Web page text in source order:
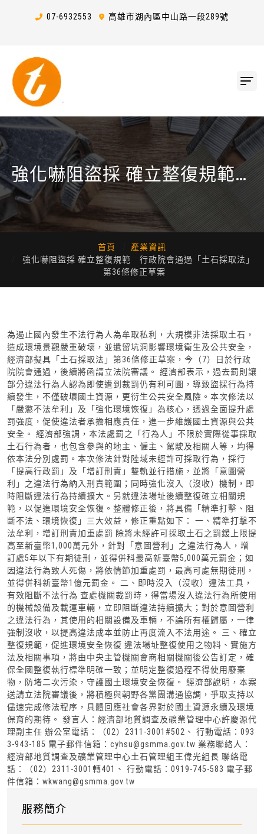
07-6932553 高雄市湖內區中山路一段289號
強化嚇阻盜採 確立整復規範
行政院會通過「土石採取法」
第36條修正草案
首頁
產業資訊
強化嚇阻盜採 確立整復規範 行政院會通過「土石採取法」
第36條修正草案
服務簡介
為遏止國內發生不法行為人為牟取私利，大規模非法採取土石，
造成環境景觀嚴重破壞，並遺留坑洞影響環境衛生及公共安全，
經濟部擬具「土石採取法」第36條修正草案，今（7）日於行政
院院會通過，後續將函請立法院審議。 經濟部表示，過去罰則讓
部分違法行為人認為即使遭到裁罰仍有利可圖，導致盜採行為持
續發生，不僅破壞國土資源，更衍生公共安全風險。本次修法以
「嚴懲不法牟利」及「強化環境恢復」為核心，透過全面提升處
罰強度，促使違法者承擔相應責任，進一步維護國土資源與公共
安全。 經濟部強調，本法處罰之「行為人」不限於實際從事採取
土石行為者，也包含參與的地主、僱主、駕駛及相關人等，均得
依本法分別處罰。本次修法針對陸域未經許可採取行為，採行
「提高行政罰」及「增訂刑責」雙軌並行措施，並將「意圖營
利」之違法行為納入刑責範圍；同時強化沒入（沒收）機制，即
時阻斷違法行為持續擴大。另就違法場址後續整復確立相關規
範，以促進環境安全恢復。整體修正後，將具備「精準打擊、阻
斷不法、環境恢復」三大效益，修正重點如下： 一、精準打擊不
法牟利，增訂刑責加重處罰 除將未經許可採取土石之罰鍰上限提
高至新臺幣1,000萬元外，針對「意圖營利」之違法行為人，增
訂處5年以下有期徒刑，並得併科最高新臺幣5,000萬元罰金；如
因違法行為致人死傷，將依情節加重處罰，最高可處無期徒刑，
並得併科新臺幣1億元罰金。 二、即時沒入（沒收）違法工具，
有效阻斷不法行為 查處機關裁罰時，得當場沒入違法行為所使用
的機械設備及載運車輛，立即阻斷違法持續擴大；對於意圖營利
之違法行為，其使用的相關設備及車輛，不論所有權歸屬，一律
強制沒收，以提高違法成本並防止再度流入不法用途。 三、確立
整復規範，促進環境安全恢復 違法場址整復使用之物料、實施方
法及相關事項，將由中央主管機關會商相關機關後公告訂定，確
保全國整復執行標準明確一致；並明定整復過程不得使用廢棄
物，防堵二次污染，守護國土環境安全恢復。 經濟部說明，本案
送請立法院審議後，將積極與朝野各黨團溝通協調，爭取支持以
儘速完成修法程序，具體回應社會各界對於國土資源永續及環境
保育的期待。 發言人：經濟部地質調查及礦業管理中心許慶源代
理副主任 辦公室電話：（02）2311-3001#502、 行動電話：093
3-943-185 電子郵件信箱：cyhsu@gsmma.gov.tw 業務聯絡人：
經濟部地質調查及礦業管理中心土石管理組王偉光組長 聯絡電
話：（02）2311-3001轉401、 行動電話：0919-745-583 電子郵
件信箱：wkwang@gsmma.gov.tw